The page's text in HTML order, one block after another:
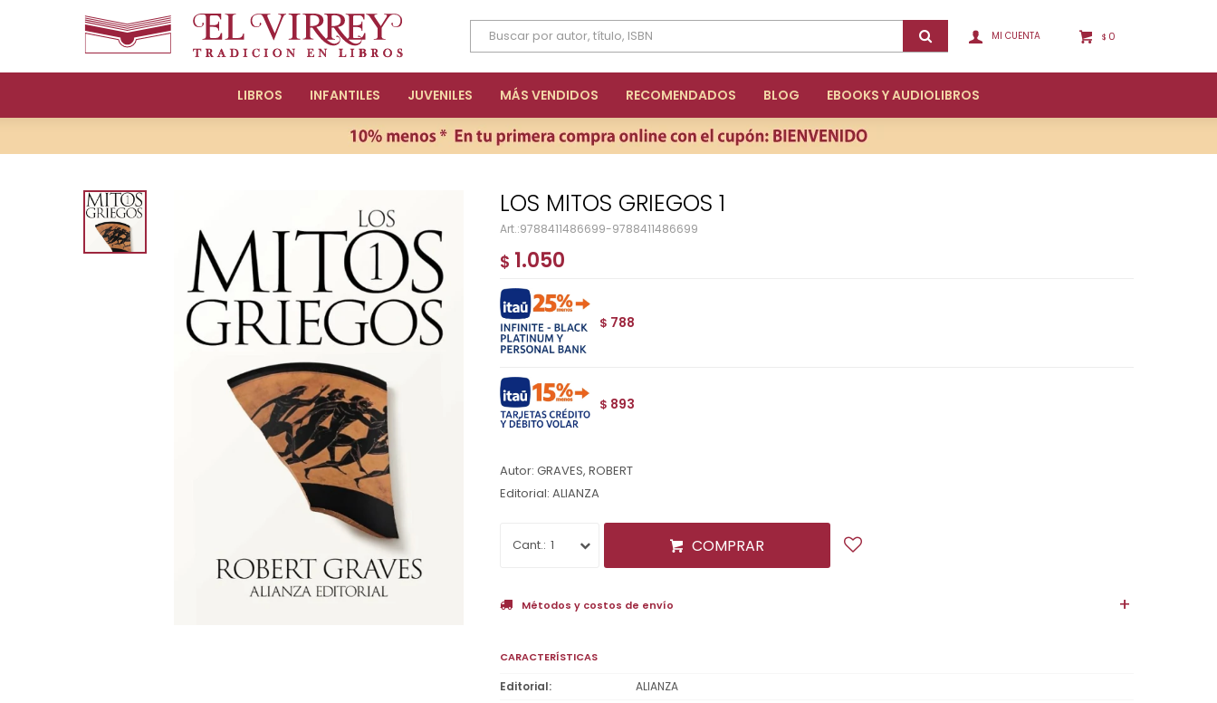
LIBROS INFANTILES JUVENILES MÁS VENDIDOS RECOMENDADOS BLOG EBOOKS Y AUDIOLIBROS
$ 0
LOS MITOS GRIEGOS 1
9788411486699-9788411486699
$ 1.050
$ 788
$ 893
Autor: GRAVES, ROBERT
Editorial: ALIANZA
1 COMPRAR
Métodos y costos de envío
CARACTERÍSTICAS
Editorial
ALIANZA